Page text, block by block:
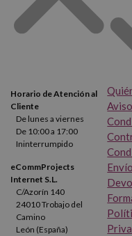
Horario de Atención al
Cliente
De lunes a viernes
De 10:00 a 17:00
Ininterrumpido
eCommProjects
Internet S.L.
C/Azorín 140
24010 Trobajo del
Camino
León (España)
Envío